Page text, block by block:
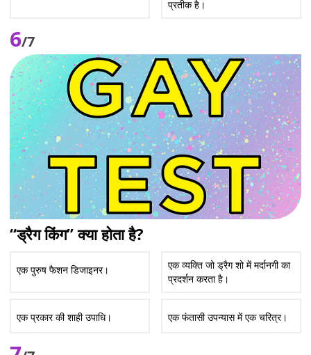
प्रतीक है।
6/7
“ड्रैग किंग” क्या होता है?
एक पुरुष फैशन डिजाइनर।
एक व्यक्ति जो ड्रैग शो में मर्दानगी का
प्रदर्शन करता है।
एक प्रकार की शाही उपाधि। एक फंतासी उपन्यास में एक चरित्र।